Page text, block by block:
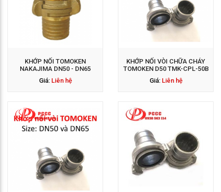
KHỚP NỐI TOMOKEN
NAKAJIMA DN50 - DN65
Giá: Liên hệ
GỌI NGAY: 0938 563
114
KHỚP NỐI VÒI CHỮA CHÁY
TOMOKEN D50 TMK-CPL-50B
Giá: Liên hệ
GỌI NGAY: 0938 563
114